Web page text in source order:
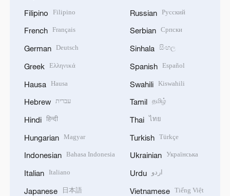
Filipino Filipino
French Français
German Deutsch
Greek Ελληνικά
Hausa Hausa
Hebrew עברית
Hindi हिन्दी
Hungarian Magyar
Indonesian Bahasa Indonesia
Italian Italiano
Japanese 日本語
Russian Русский
Serbian Српски
Sinhala සිංහල
Spanish Español
Swahili Kiswahili
Tamil தமிழ்
Thai ไทย
Turkish Türkçe
Ukrainian Українська
Urdu اردو
Vietnamese Tiếng Việt